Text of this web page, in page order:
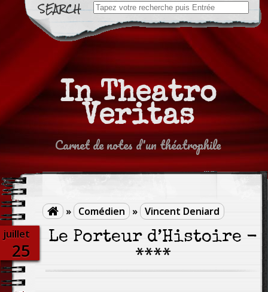
Search
for:
In Theatro
Veritas
Carnet de notes d'un théatrophile
 » Comédien » Vincent Deniard
juillet
25
Le Porteur d’Histoire -
****